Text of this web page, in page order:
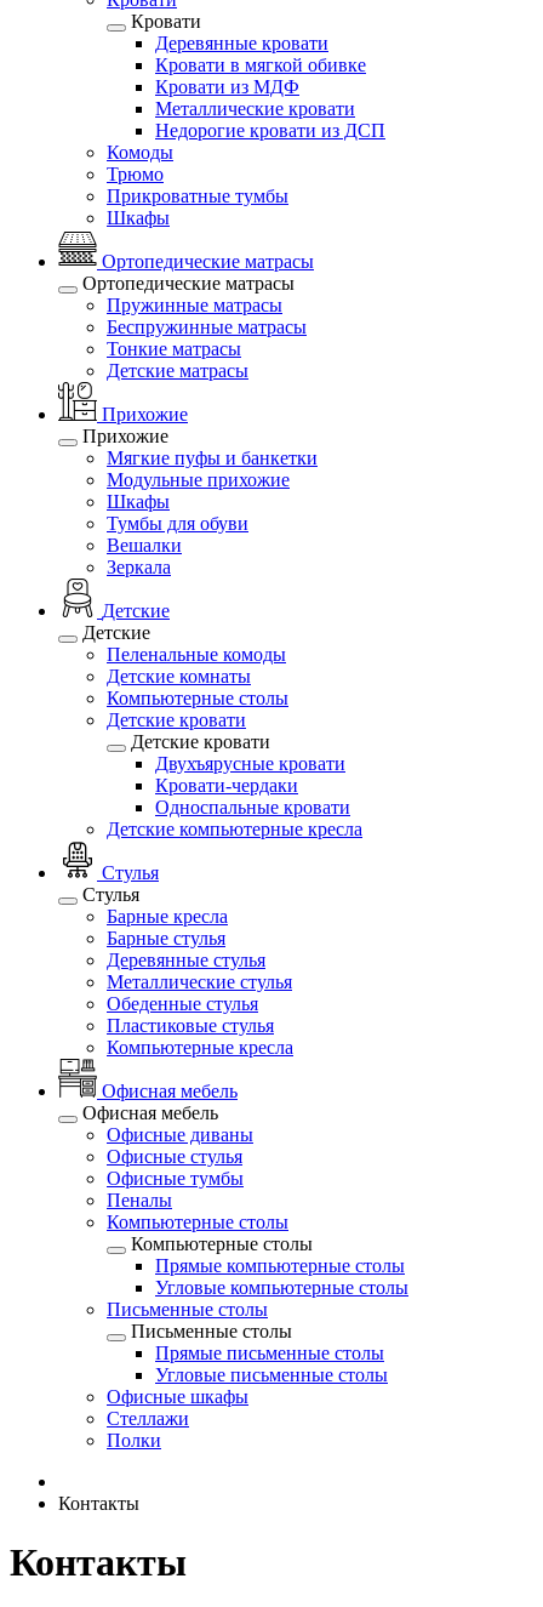
Кровати
Деревянные кровати
Кровати в мягкой обивке
Кровати из МДФ
Металлические кровати
Недорогие кровати из ДСП
Комоды
Трюмо
Прикроватные тумбы
Шкафы
Ортопедические матрасы
Ортопедические матрасы
Пружинные матрасы
Беспружинные матрасы
Тонкие матрасы
Детские матрасы
Прихожие
Прихожие
Мягкие пуфы и банкетки
Модульные прихожие
Шкафы
Тумбы для обуви
Вешалки
Зеркала
Детские
Детские
Пеленальные комоды
Детские комнаты
Компьютерные столы
Детские кровати
Детские кровати
Двухъярусные кровати
Кровати-чердаки
Односпальные кровати
Детские компьютерные кресла
Стулья
Стулья
Барные кресла
Барные стулья
Деревянные стулья
Металлические стулья
Обеденные стулья
Пластиковые стулья
Компьютерные кресла
Офисная мебель
Офисная мебель
Офисные диваны
Офисные стулья
Офисные тумбы
Пеналы
Компьютерные столы
Компьютерные столы
Прямые компьютерные столы
Угловые компьютерные столы
Письменные столы
Письменные столы
Прямые письменные столы
Угловые письменные столы
Офисные шкафы
Стеллажи
Полки
Контакты
Контакты